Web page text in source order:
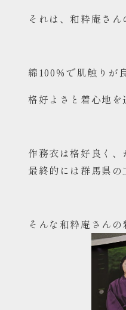
それは、和粋庵さん
綿100％で肌触りが
格好よさと着心地を
作務衣は格好良く
最終的には群馬県の
そんな和粋庵さん